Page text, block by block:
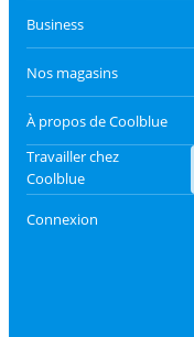
Business
Nos magasins
À propos de Coolblue
Travailler chez
Coolblue
Connexion